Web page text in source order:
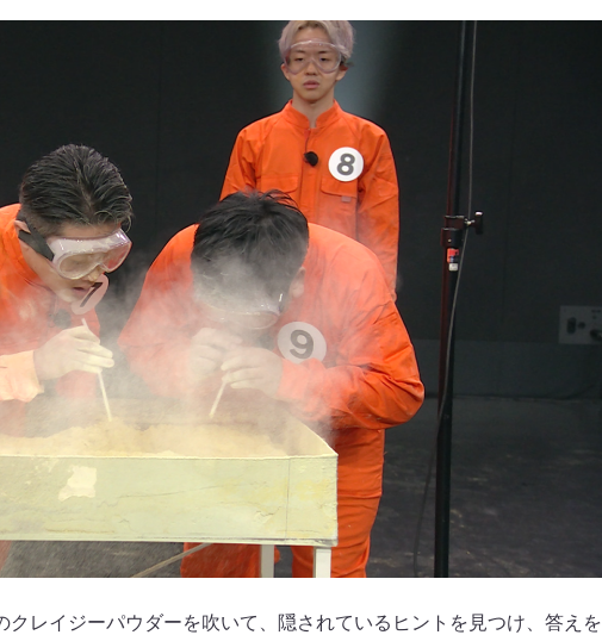
レイジーパウダーを吹いて、隠されているヒントを見つけ、答えを